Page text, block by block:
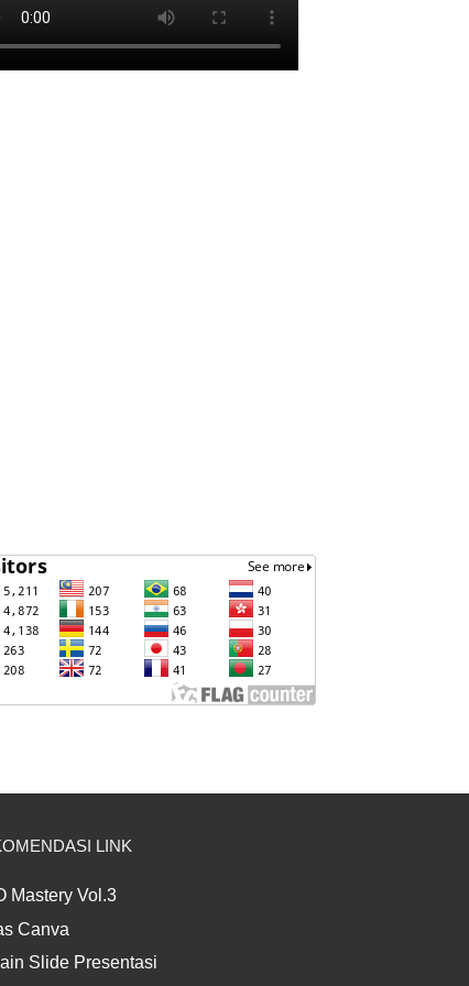
LINK
Mastery Vol.3
Canva
Slide Presentasi